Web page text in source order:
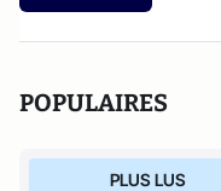
POPULAIRES
PLUS LUS